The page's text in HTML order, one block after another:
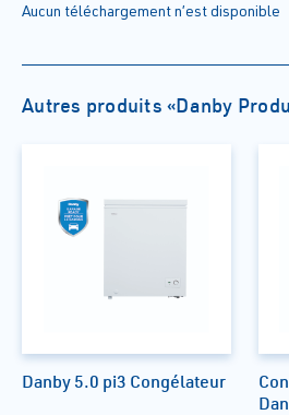
Aucun téléchargement n’est disponible
Autres produits «Danby
Danby 5.0 pi3 Congélateur